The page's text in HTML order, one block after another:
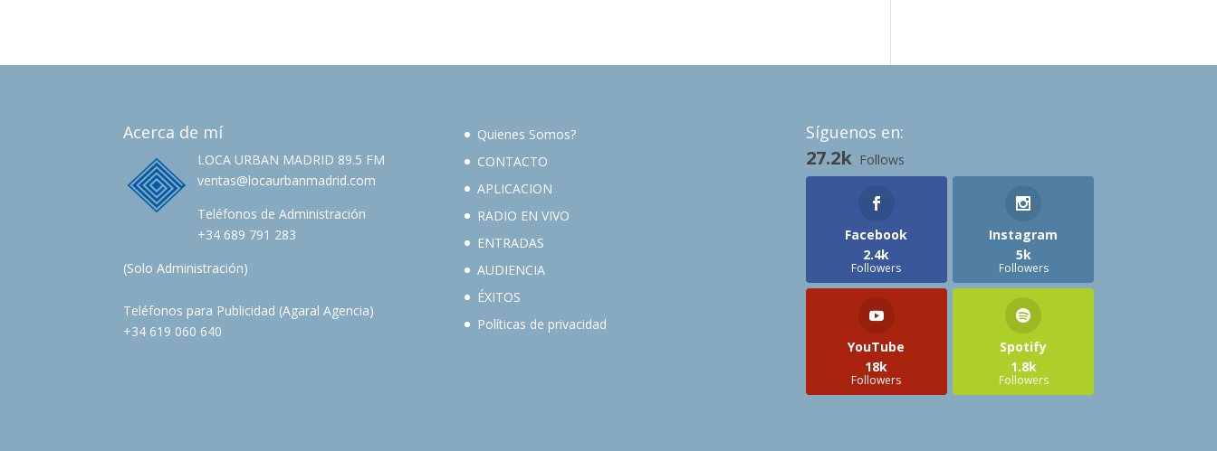
Acerca de mí
LOCA URBAN MADRID 89.5 FM
ventas@locaurbanmadrid.com
Teléfonos de Administración
+34 689 791 283
(Solo Administración)
Teléfonos para Publicidad (Agaral Agencia)
+34 619 060 640
Quienes Somos?
CONTACTO
APLICACION
RADIO EN VIVO
ENTRADAS
AUDIENCIA
ÉXITOS
Políticas de privacidad
Síguenos en:
27.2k Follows
Facebook
2.4k
Followers
Instagram
5k
Followers
YouTube
18k
Followers
Spotify
1.8k
Followers